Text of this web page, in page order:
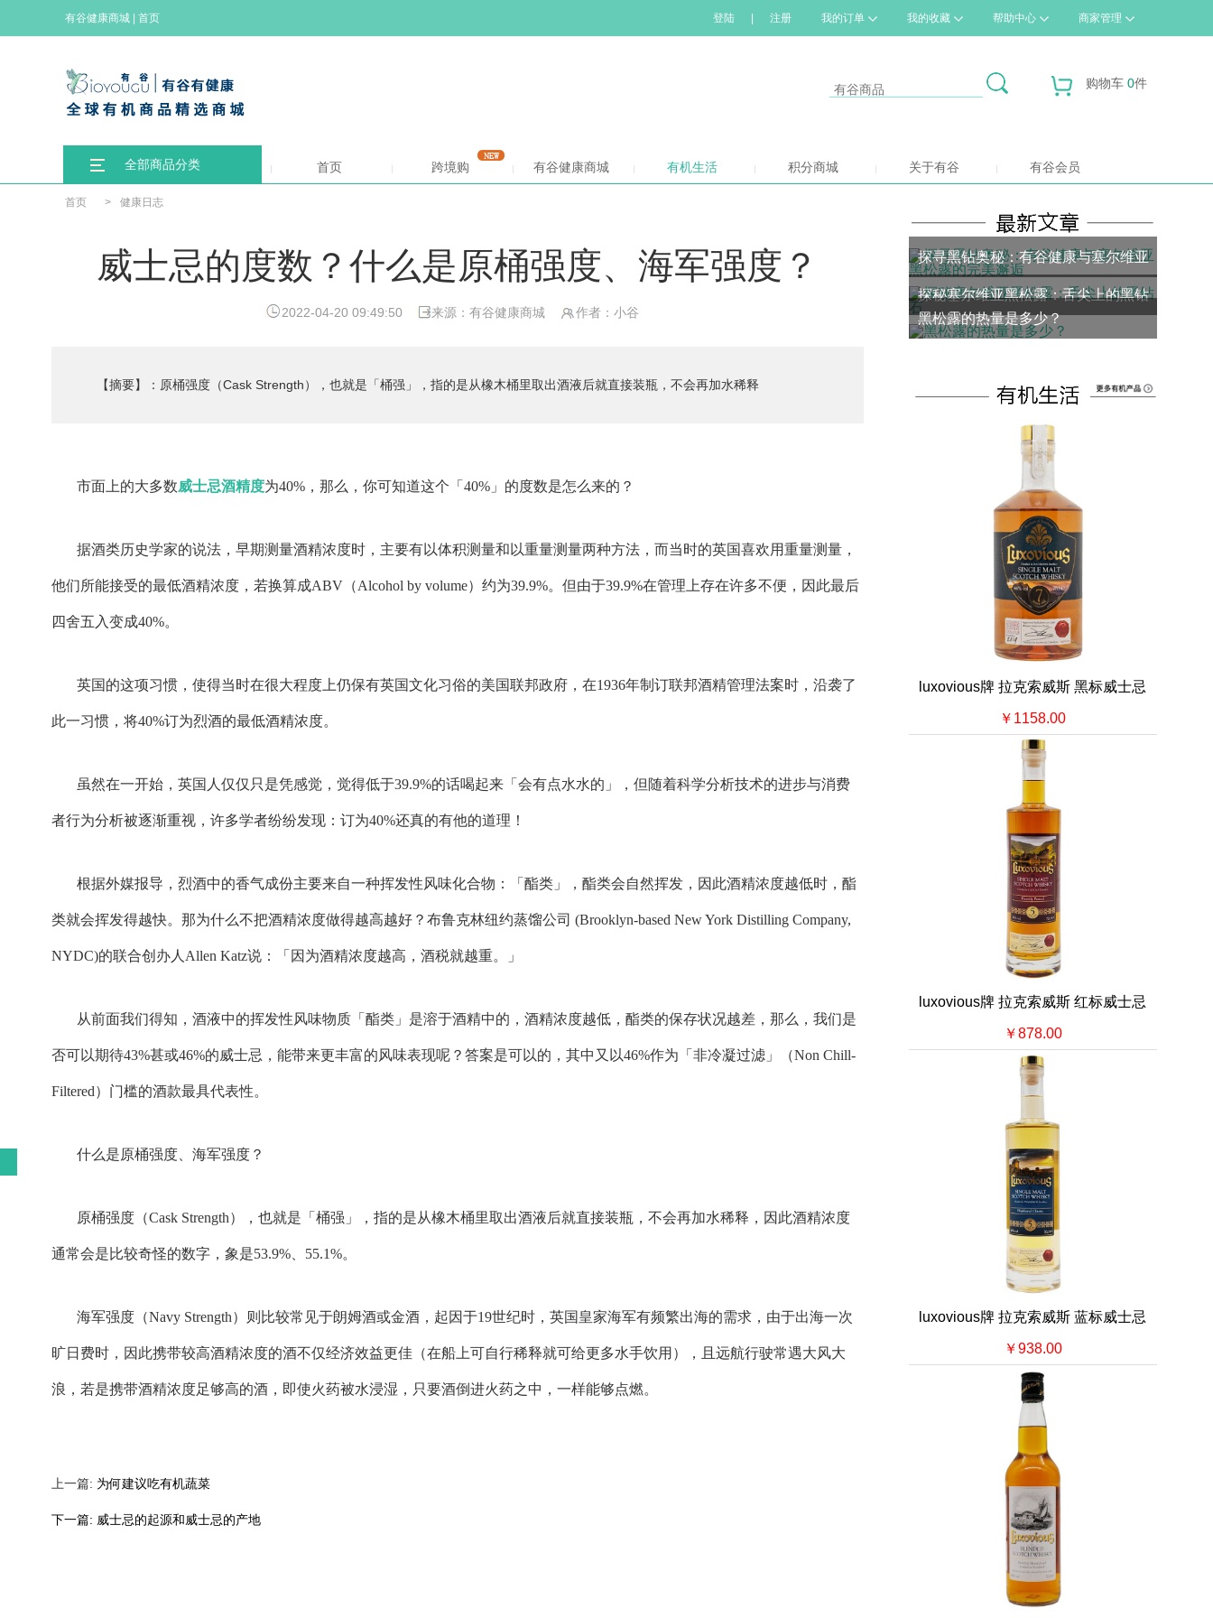
有谷健康商城 首页 登陆 注册 我的订单 我的收藏 帮助中心 商家管理
购物车 0件
全部商品分类 首页 跨境购 有谷健康商城 有机生活 积分商城 关于有谷 有谷会员
首页 > 健康日志
威士忌的度数？什么是原桶强度、海军强度？
2022-04-20 09:49:50 来源：有谷健康商城 作者：小谷
【摘要】：原桶强度（Cask Strength），也就是「桶强」，指的是从橡木桶里取出酒液后就直接装瓶，不会再加水稀释
市面上的大多数威士忌酒精度为40%，那么，你可知道这个「40%」的度数是怎么来的？
据酒类历史学家的说法，早期测量酒精浓度时，主要有以体积测量和以重量测量两种方法，而当时的英国喜欢用重量测量，
他们所能接受的最低酒精浓度，若换算成ABV（Alcohol by volume）约为39.9%。但由于39.9%在管理上存在许多不便，因此最后
四舍五入变成40%。
英国的这项习惯，使得当时在很大程度上仍保有英国文化习俗的美国联邦政府，在1936年制订联邦酒精管理法案时，沿袭了
此一习惯，将40%订为烈酒的最低酒精浓度。
虽然在一开始，英国人仅仅只是凭感觉，觉得低于39.9%的话喝起来「会有点水水的」，但随着科学分析技术的进步与消费
者行为分析被逐渐重视，许多学者纷纷发现：订为40%还真的有他的道理！
根据外媒报导，烈酒中的香气成份主要来自一种挥发性风味化合物：「酯类」，酯类会自然挥发，因此酒精浓度越低时，酯
类就会挥发得越快。那为什么不把酒精浓度做得越高越好？布鲁克林纽约蒸馏公司 (Brooklyn-based New York Distilling Company,
NYDC)的联合创办人Allen Katz说：「因为酒精浓度越高，酒税就越重。」
从前面我们得知，酒液中的挥发性风味物质「酯类」是溶于酒精中的，酒精浓度越低，酯类的保存状况越差，那么，我们是
否可以期待43%甚或46%的威士忌，能带来更丰富的风味表现呢？答案是可以的，其中又以46%作为「非冷凝过滤」（Non Chill-
Filtered）门槛的酒款最具代表性。
什么是原桶强度、海军强度？
原桶强度（Cask Strength），也就是「桶强」，指的是从橡木桶里取出酒液后就直接装瓶，不会再加水稀释，因此酒精浓度
通常会是比较奇怪的数字，象是53.9%、55.1%。
海军强度（Navy Strength）则比较常见于朗姆酒或金酒，起因于19世纪时，英国皇家海军有频繁出海的需求，由于出海一次
旷日费时，因此携带较高酒精浓度的酒不仅经济效益更佳（在船上可自行稀释就可给更多水手饮用），且远航行驶常遇大风大
浪，若是携带酒精浓度足够高的酒，即使火药被水浸湿，只要酒倒进火药之中，一样能够点燃。
上一篇: 为何建议吃有机蔬菜
下一篇: 威士忌的起源和威士忌的产地
探寻黑钻奥秘：有谷健康与塞尔维亚
黑松露的完美邂逅
探秘塞尔维亚黑松露：舌尖上的黑钻
石
黑松露的热量是多少？
luxovious牌 拉克索威斯 黑标威士忌
￥1158.00
luxovious牌 拉克索威斯 红标威士忌
￥878.00
luxovious牌 拉克索威斯 蓝标威士忌
￥938.00